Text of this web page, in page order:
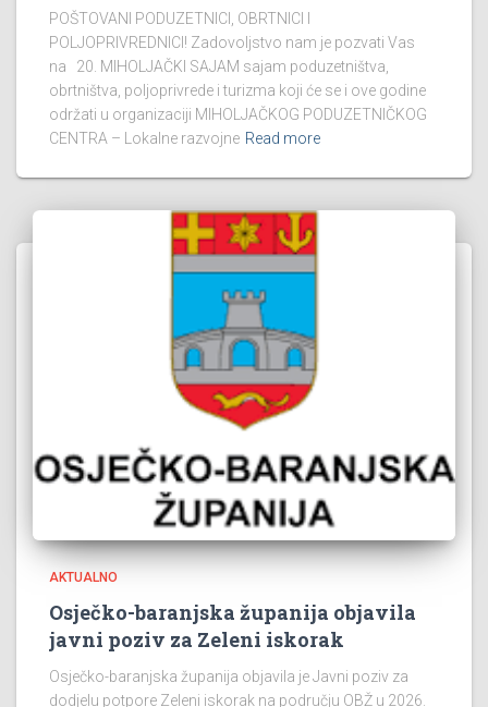
POŠTOVANI PODUZETNICI, OBRTNICI I
POLJOPRIVREDNICI! Zadovoljstvo nam je pozvati Vas
na 20. MIHOLJAČKI SAJAM sajam poduzetništva,
obrtništva, poljoprivrede i turizma koji će se i ove godine
održati u organizaciji MIHOLJAČKOG PODUZETNIČKOG
CENTRA – Lokalne razvojne Read more
AKTUALNO
Osječko-baranjska županija objavila
javni poziv za Zeleni iskorak
Osječko-baranjska županija objavila je Javni poziv za
dodjelu potpore Zeleni iskorak na području OBŽ u 2026.